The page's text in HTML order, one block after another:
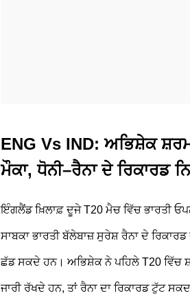
ENG Vs IND: ਅਭਿਸ਼ੇਕ
ਮੌਕਾ, ਧੋਨੀ–ਰੈਨਾ ਦੇ ਰਿਕਾਰਡ
ਇੰਗਲੈਂਡ ਖ਼ਿਲਾਫ਼ ਦੂਜੇ T20 ਮੈਚ ਵਿੱਚ ਭਾਰਤੀ
ਸਾਬਕਾ ਭਾਰਤੀ ਬੱਲੇਬਾਜ਼ ਸੁਰੇਸ਼ ਰੈਨਾ ਦੇ
ਛੱਡ ਸਕਦੇ ਹਨ। ਅਭਿਸ਼ੇਕ ਨੇ ਪਹਿਲੇ T20 ਵਿੱਚ
ਜਾਰੀ ਰੱਖਦੇ ਹਨ, ਤਾਂ ਰੈਨਾ ਦਾ ਰਿਕਾਰਡ ਟੁੱਟ